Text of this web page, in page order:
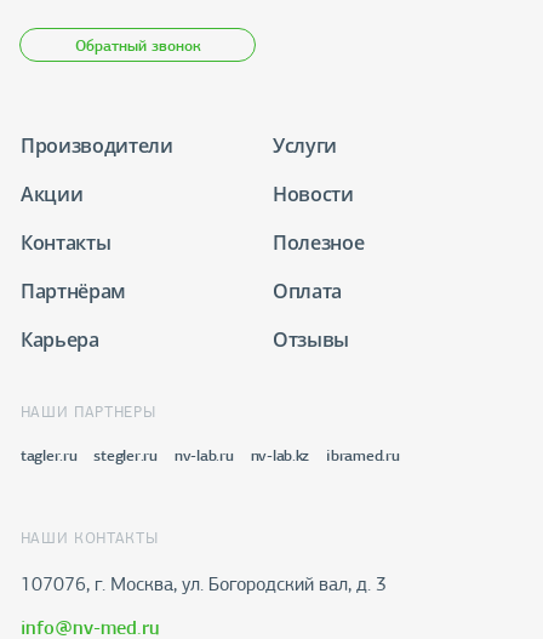
Обратный звонок
Производители
Услуги
Акции
Новости
Контакты
Полезное
Партнёрам
Оплата
Карьера
Отзывы
НАШИ ПАРТНЕРЫ
tagler.ru stegler.ru nv-lab.ru nv-lab.kz ibramed.ru
НАШИ КОНТАКТЫ
107076, г. Москва, ул. Богородский вал, д. 3
info@nv-med.ru